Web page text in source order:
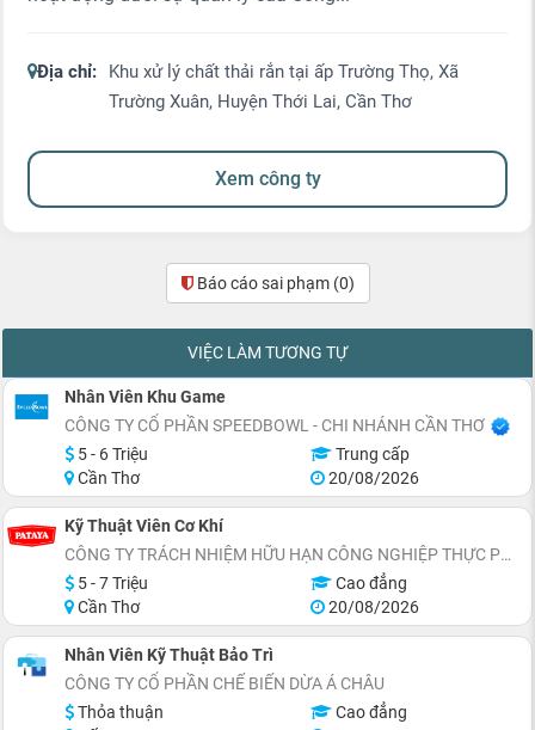
Địa chỉ:
Khu xử lý chất thải rắn tại ấp Trường Thọ, Xã
Trường Xuân, Huyện Thới Lai, Cần Thơ
Xem công ty
Báo cáo sai phạm (0)
VIỆC LÀM TƯƠNG TỰ
Nhân Viên Khu Game
CÔNG TY CỔ PHẦN SPEEDBOWL - CHI NHÁNH CẦN THƠ
5 - 6 Triệu
Trung cấp
Cần Thơ
20/08/2026
Kỹ Thuật Viên Cơ Khí
CÔNG TY TRÁCH NHIỆM HỮU HẠN CÔNG NGHIỆP THỰC PHẨM PATAYA (VIỆT NAM)
5 - 7 Triệu
Cao đẳng
Cần Thơ
20/08/2026
Nhân Viên Kỹ Thuật Bảo Trì
CÔNG TY CỔ PHẦN CHẾ BIẾN DỪA Á CHÂU
Thỏa thuận
Cao đẳng